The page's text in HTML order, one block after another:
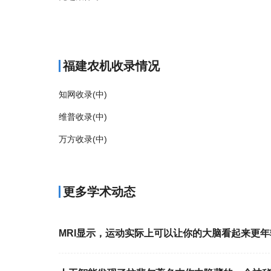
福建农机收录情况
知网收录(中)
维普收录(中)
万方收录(中)
更多学术动态
MRI显示，运动实际上可以让你的大脑看起来更